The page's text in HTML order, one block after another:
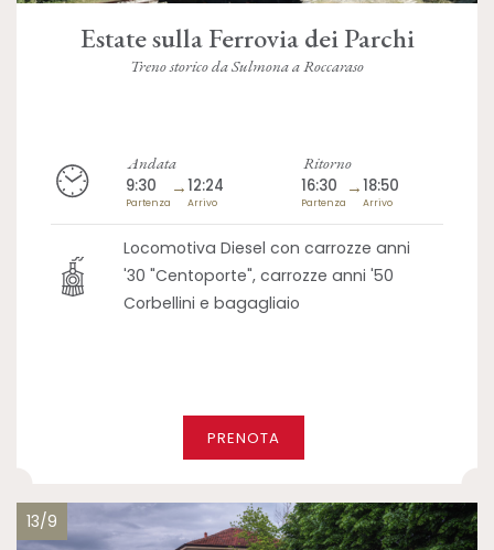
Estate sulla Ferrovia dei Parchi
Treno storico da Sulmona a Roccaraso
Andata
9:30
Partenza
→12:24
Arrivo
Ritorno
16:30
Partenza
→18:50
Arrivo
Locomotiva Diesel con carrozze anni
'30 "Centoporte", carrozze anni '50
Corbellini e bagagliaio
PRENOTA
13/9